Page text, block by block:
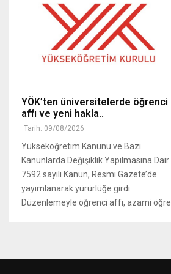
YÖK’ten üniversitelerde öğrenci
affı ve yeni hakla..
Tarih: 09/08/2026
Yükseköğretim Kanunu ve Bazı
Kanunlarda Değişiklik Yapılmasına Dair
7592 sayılı Kanun, Resmi Gazete’de
yayımlanarak yürürlüğe girdi.
Düzenlemeyle öğrenci affı, azami öğre..